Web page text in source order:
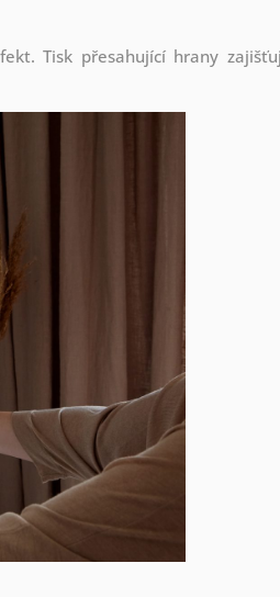
Tisk přesahující hrany